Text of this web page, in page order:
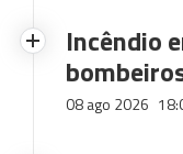
Incêndio
08 ago 2026